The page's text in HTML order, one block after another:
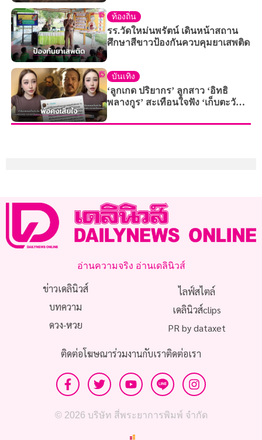
ท้องถิ่น
รร.วัดใหม่นพรัตน์ เดินหน้าสถาน
ศึกษาสีขาวป้องกันควบคุมยาเสพติด
บันเทิง
‘ลูกเกด ปริยากร’ ลูกสาว ‘อิทธิ
พลางกูร’ สะเทือนใจฟัง ‘เก็บตะวัน’
เวอร์ชัน AI ตัดพ้อถ้าคุณพ่อยังอยู่คง
เสียใจ
อ่านความจริง อ่านเดลินิวส์
ข่าวเดลินิวส์
บทความ
ดวง-หวย
ไลฟ์สไตล์
เดลินิวส์clips
PR by dataxet
ติดต่อโฆษณาร่วมงานกับเราติดต่อเรา
© 2026 บริษัท สี่พระยาการพิมพ์ จำกัด